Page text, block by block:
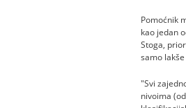
Pomoćnik
kao jedan
Stoga,
samo
"Svi
nivoima